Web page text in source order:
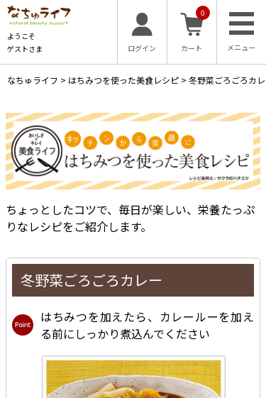
ようこそ
ゲストさま
ログイン
0
カート
なちゅライフ > はちみつを使った美食レシピ > 冬野菜ごろごろカレ
ちょっとしたコツで、毎日が楽しい、栄養たっぷ
りなレシピをご紹介します。
冬野菜ごろごろカレー
はちみつを加えたら、カレールーを加え
る前にしっかり煮込んでください